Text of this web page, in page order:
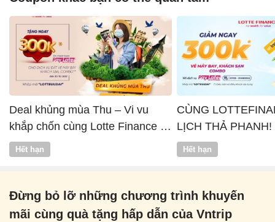
Deal khủng mùa Thu – Vi vu
khắp chốn cùng Lotte Finance x
Vntrip
Hết hạn
CÙNG
LỊCH THẢ PHANH!
Hết hạn
Đừng bỏ lỡ những chương trình khuyến
mãi cùng quà tặng hấp dẫn của Vntrip